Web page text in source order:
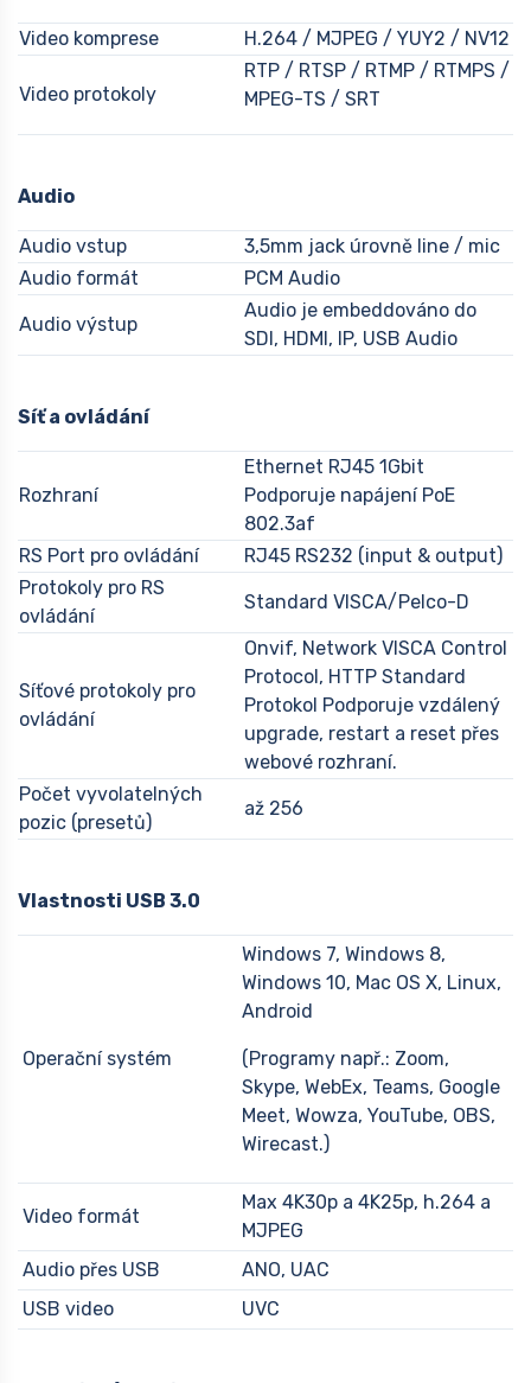
Video komprese H.264 / MJPEG / YUY2 / NV12
Video protokoly
RTP / RTSP / RTMP / RTMPS /
MPEG-TS / SRT
Audio
Audio vstup
3,5mm jack úrovně line / mic
Audio formát
PCM Audio
Audio výstup
Audio je embeddováno do
SDI, HDMI, IP, USB Audio
Síť a ovládání
Rozhraní
Ethernet RJ45 1Gbit
Podporuje napájení PoE
802.3af
RS Port pro ovládání
RJ45 RS232 (input & output)
Protokoly pro RS
ovládání
Standard VISCA/Pelco-D
Síťové protokoly pro
ovládání
Onvif, Network VISCA Control
Protocol, HTTP Standard
Protokol Podporuje vzdálený
upgrade, restart a reset přes
webové rozhraní.
Počet vyvolatelných
pozic (presetů)
až 256
Vlastnosti USB 3.0
Operační systém
Windows 7, Windows 8,
Windows 10, Mac OS X, Linux,
Android
(Programy např.: Zoom,
Skype, WebEx, Teams, Google
Meet, Wowza, YouTube, OBS,
Wirecast.)
Video formát
Max 4K30p a 4K25p, h.264 a
MJPEG
Audio přes USB
ANO, UAC
USB video
UVC